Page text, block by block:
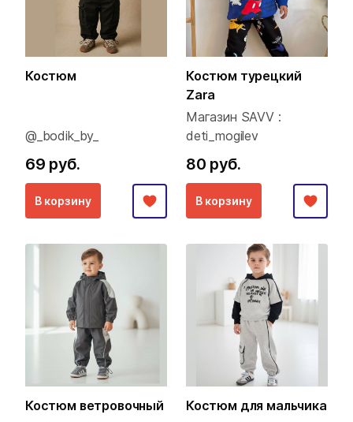
Костюм
@_bodik_by_
69 руб.
В корзину
Костюм турецкий
Zara
Магазин SAVV :
deti_mogilev
80 руб.
В корзину
Костюм ветровочный
Костюм для мальчика